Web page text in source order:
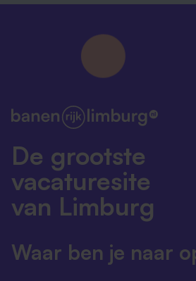
De grootste
vacaturesite
van Limburg
Waar ben je naar